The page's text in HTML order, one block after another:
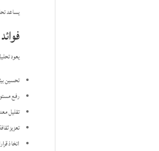
يساعد
يعود
تحسين
رفع
تقليل
تعزيز
اتخاذ